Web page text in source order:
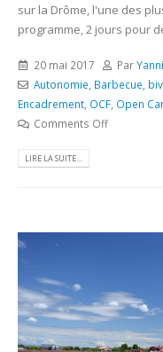
sur la Drôme, l'une des
programme, 2 jours pour
20 mai 2017 Par
Autonomie, Barbecue,
Encadrement, OCF, Open
Comments Off
LIRE LA SUITE...